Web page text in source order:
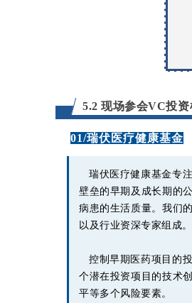
5.2 现场参会VC投
01/瑞伏医疗健康基金
瑞伏医疗健康基金专
壁垒的早期及成长期的
病患的生活质量。我们
以及行业资深专家组成。
控制早期医药项目的
个潜在投资项目的技术
平等多个风险要素。